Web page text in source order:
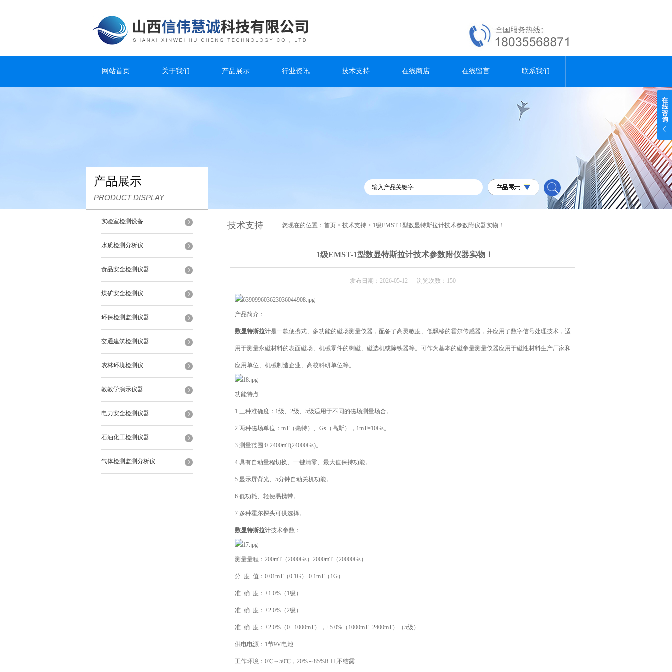
网站首页 关于我们 产品展示 行业资讯 技术支持 在线商店 在线留言 联系我们
产品展示
PRODUCT DISPLAY
实验室检测设备
水质检测分析仪
食品安全检测仪器
煤矿安全检测仪
环保检测监测仪器
交通建筑检测仪器
农林环境检测仪
教教学演示仪器
电力安全检测仪器
石油化工检测仪器
气体检测监测分析仪
技术支持 您现在的位置： 首页 > 技术支持 > 1级EMST-1型数显特斯拉计技术参数附仪器实物！
1级EMST-1型数显特斯拉计技术参数附仪器实物！
发布日期：2026-05-12 浏览次数：150
产品简介：
数显特斯拉计是一款便携式、多功能的磁场测量仪器，配备了高灵敏度、低飘移的霍尔传感器，并应用了数字信号处理技术，适
用于测量永磁材料的表面磁场、机械零件的剩磁、磁选机或除铁器等。可作为基本的磁参量测量仪器应用于磁性材料生产厂家和
应用单位、机械制造企业、高校科研单位等。
功能特点
1.三种准确度：1级、2级、5级适用于不同的磁场测量场合。
2.两种磁场单位：mT（毫特）、Gs（高斯），1mT=10Gs。
3.测量范围:0-2400mT(24000Gs)。
4.具有自动量程切换、一键清零、最大值保持功能。
5.显示屏背光、5分钟自动关机功能。
6.低功耗、轻便易携带。
7.多种霍尔探头可供选择。
数显特斯拉计技术参数：
测量量程：200mT（2000Gs）2000mT（20000Gs）
分 度 值：0.01mT（0.1G） 0.1mT（1G）
准 确 度：±1.0%（1级）
准 确 度：±2.0%（2级）
准 确 度：±2.0%（0...1000mT），±5.0%（1000mT...2400mT）（5级）
供电电源：1节9V电池
工作环境：0℃～50℃，20%～85%R·H,不结露